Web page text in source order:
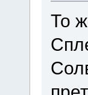
То